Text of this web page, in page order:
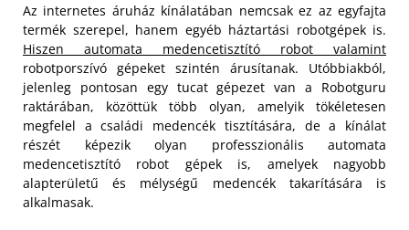
Az internetes áruház kínálatában nemcsak ez az egyfajta
termék szerepel, hanem egyéb háztartási robotgépek is.
Hiszen automata medencetisztító robot valamint
robotporszívó gépeket szintén árusítanak. Utóbbiakból,
jelenleg pontosan egy tucat gépezet van a Robotguru
raktárában, közöttük több olyan, amelyik tökéletesen
megfelel a családi medencék tisztítására, de a kínálat
részét képezik olyan professzionális automata
medencetisztító robot gépek is, amelyek nagyobb
alapterületű és mélységű medencék takarítására is
alkalmasak.